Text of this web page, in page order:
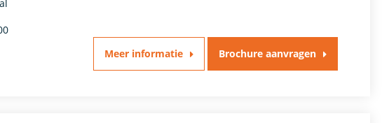
Meer informatie Brochure aanvragen